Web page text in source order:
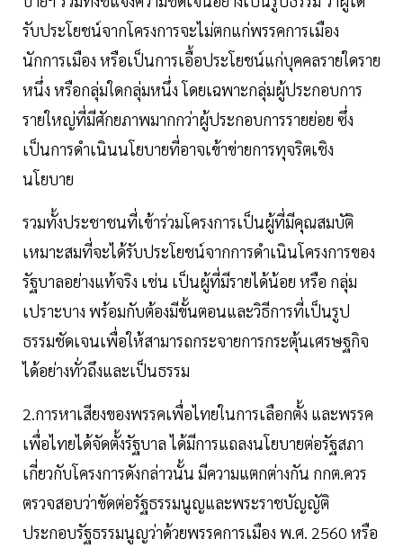
รับประโยชน์จากโครงการจะไม่ตกแก่พรรคการเมือง
นักการเมือง หรือเป็นการเอื้อประโยชน์แก่บุคคลรายใดราย
หนึ่ง หรือกลุ่มใดกลุ่มหนึ่ง โดยเฉพาะกลุ่มผู้ประกอบการ
รายใหญ่ที่มีศักยภาพมากกว่าผู้ประกอบการรายย่อย ซึ่ง
เป็นการดำเนินนโยบายที่อาจเข้าข่ายการทุจริตเชิง
นโยบาย
รวมทั้งประชาชนที่เข้าร่วมโครงการเป็นผู้ที่มีคุณสมบัติ
เหมาะสมที่จะได้รับประโยชน์จากการดำเนินโครงการของ
รัฐบาลอย่างแท้จริง เช่น เป็นผู้ที่มีรายได้น้อย หรือ กลุ่ม
เปราะบาง พร้อมกับต้องมีขั้นตอนและวิธีการที่เป็นรูป
ธรรมชัดเจนเพื่อให้สามารถกระจายการกระตุ้นเศรษฐกิจ
ได้อย่างทั่วถึงและเป็นธรรม
2.การหาเสียงของพรรคเพื่อไทยในการเลือกตั้ง และพรรค
เพื่อไทยได้จัดตั้งรัฐบาล ได้มีการแถลงนโยบายต่อรัฐสภา
เกี่ยวกับโครงการดังกล่าวนั้น มีความแตกต่างกัน กกต.ควร
ตรวจสอบว่าขัดต่อรัฐธรรมนูญและพระราชบัญญัติ
ประกอบรัฐธรรมนูญว่าด้วยพรรคการเมือง พ.ศ. 2560 หรือ